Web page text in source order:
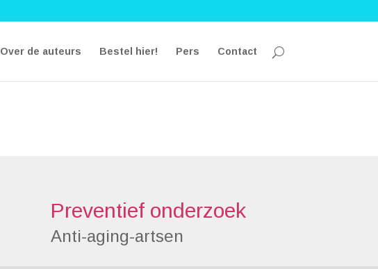
Over de auteurs Bestel hier! Pers Contact
Preventief onderzoek
Anti-aging-artsen